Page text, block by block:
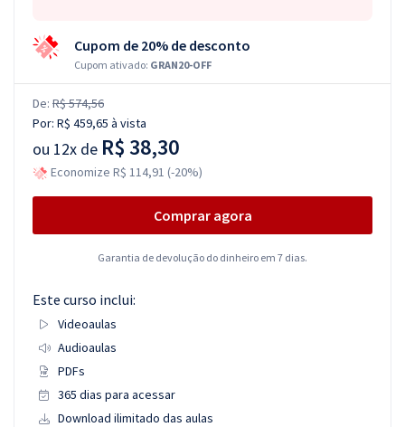
Cupom de 20% de desconto
Cupom ativado: GRAN20-OFF
De: R$ 574,56
Por: R$ 459,65 à vista
ou 12x de R$ 38,30
Economize R$ 114,91 (-20%)
Comprar agora
Garantia de devolução do dinheiro em 7 dias.
Este curso inclui:
Videoaulas
Audioaulas
PDFs
365 dias para acessar
Download ilimitado das aulas